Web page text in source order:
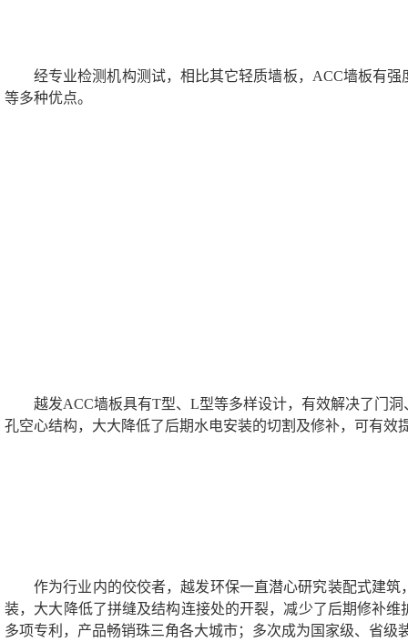
经专业检测机构测试，相比其它轻质墙板，ACC墙板有
等多种优点。
越发ACC墙板具有T型、L型等多样设计，有效解决了门
孔空心结构，大大降低了后期水电安装的切割及修补，可有效
作为行业内的佼佼者，越发环保一直潜心研究装配式建
装，大大降低了拼缝及结构连接处的开裂，减少了后期修补
多项专利，产品畅销珠三角各大城市；多次成为国家级、省级